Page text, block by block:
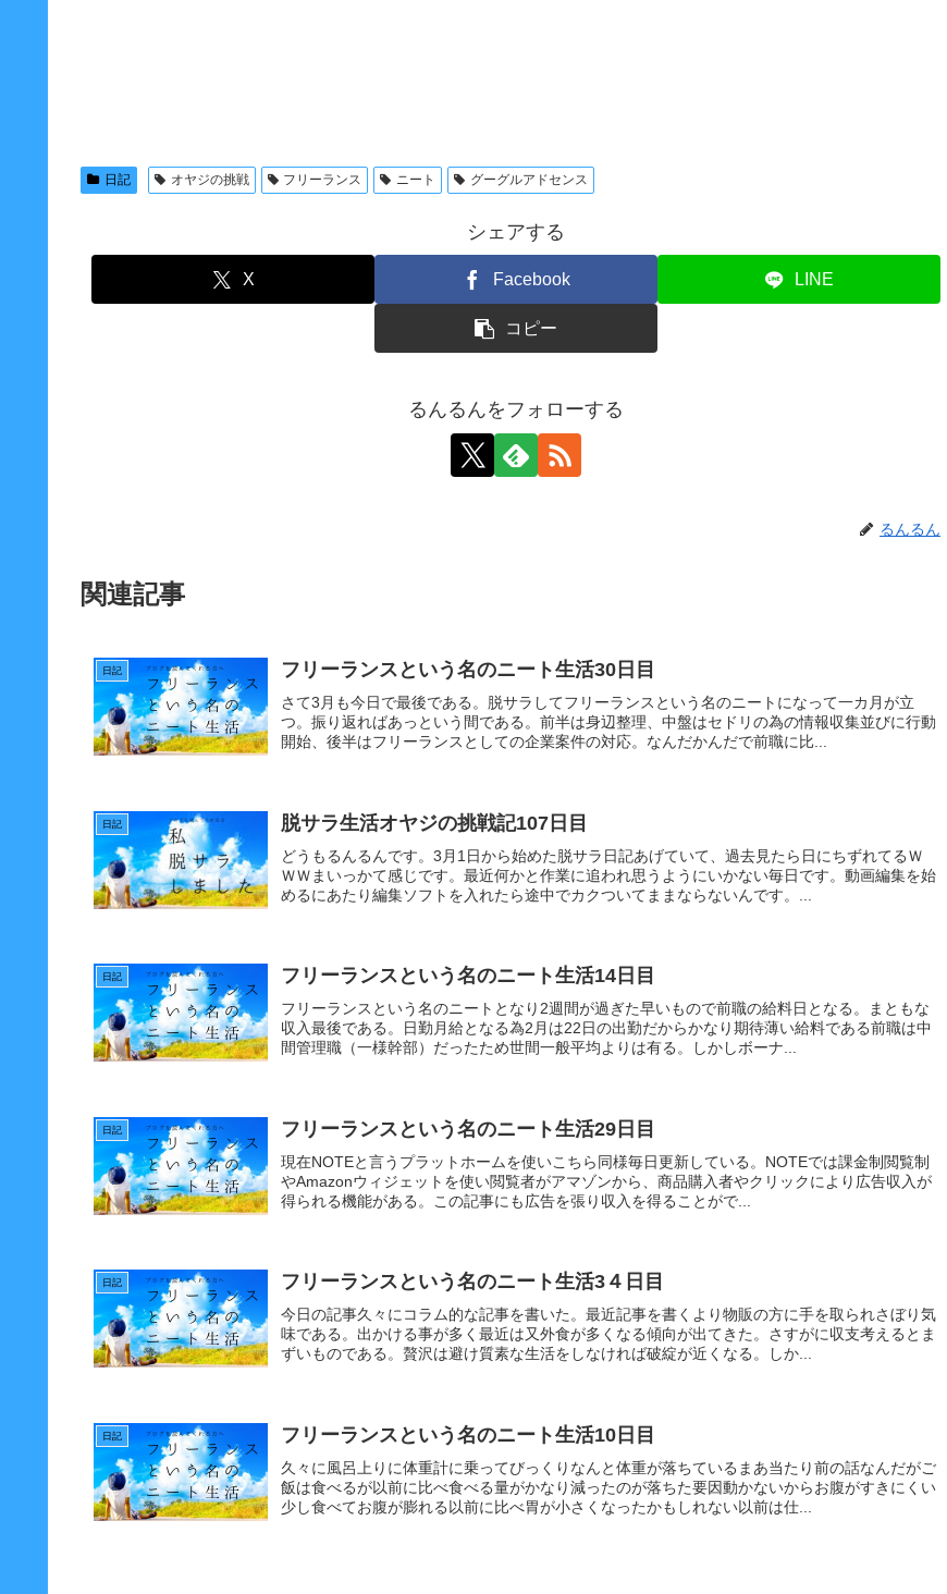
日記 オヤジの挑戦 フリーランス ニート グーグルアドセンス
シェアする
X Facebook LINE
コピー
るんるんをフォローする
るんるん
関連記事
日記 フリーランスという名のニート生活30日目
さて3月も今日で最後である。脱サラしてフリーランスという名のニートになって一カ月が立
つ。振り返ればあっという間である。前半は身辺整理、中盤はセドリの為の情報収集並びに行動
開始、後半はフリーランスとしての企業案件の対応。なんだかんだで前職に比...
日記 脱サラ生活オヤジの挑戦記107日目
どうもるんるんです。3月1日から始めた脱サラ日記あげていて、過去見たら日にちずれてるＷ
ＷＷまいっかて感じです。最近何かと作業に追われ思うようにいかない毎日です。動画編集を始
めるにあたり編集ソフトを入れたら途中でカクついてままならないんです。...
日記 フリーランスという名のニート生活14日目
フリーランスという名のニートとなり2週間が過ぎた早いもので前職の給料日となる。まともな
収入最後である。日勤月給となる為2月は22日の出勤だからかなり期待薄い給料である前職は中
間管理職（一様幹部）だったため世間一般平均よりは有る。しかしボーナ...
日記 フリーランスという名のニート生活29日目
現在NOTEと言うプラットホームを使いこちら同様毎日更新している。NOTEでは課金制閲覧制
やAmazonウィジェットを使い閲覧者がアマゾンから、商品購入者やクリックにより広告収入が
得られる機能がある。この記事にも広告を張り収入を得ることがで...
日記 フリーランスという名のニート生活3４日目
今日の記事久々にコラム的な記事を書いた。最近記事を書くより物販の方に手を取られさぼり気
味である。出かける事が多く最近は又外食が多くなる傾向が出てきた。さすがに収支考えるとま
ずいものである。贅沢は避け質素な生活をしなければ破綻が近くなる。しか...
日記 フリーランスという名のニート生活10日目
久々に風呂上りに体重計に乗ってびっくりなんと体重が落ちているまあ当たり前の話なんだがご
飯は食べるが以前に比べ食べる量がかなり減ったのが落ちた要因動かないからお腹がすきにくい
少し食べてお腹が膨れる以前に比べ胃が小さくなったかもしれない以前は仕...